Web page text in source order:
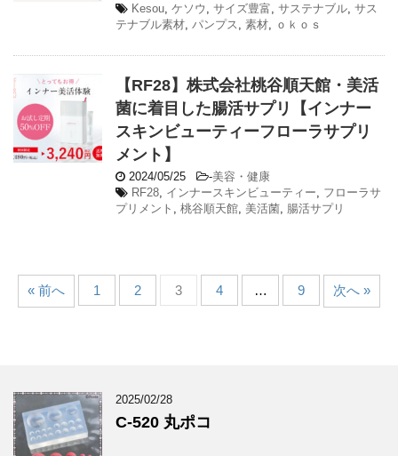
Kesou, ケソウ , サイズ豊富, サステナブル, サス
テナブル素材, パンプス , 素材, ｏｋｏｓ
【RF28】株式会社桃谷順天館・美活
菌に着目した腸活サプリ【インナー
スキンビューティーフローラサプリ
メント】
2024/05/25 -美容・健康
RF28, インナースキンビューティー, フローラサ
プリメント , 桃谷順天館, 美活菌, 腸活サプリ
« 前へ 1 2 3 4 … 9 次へ »
2025/02/28
C-520 丸ポコ